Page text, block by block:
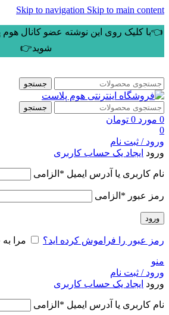
Skip to navigation Skip to main content
👈با کلیک روی این نوشته عضو کانال هوم
شوید👉
جستجو
جستجو
0 مورد 0 تومان
0
ورود / ثبت نام
ورود ایجاد یک حساب کاربری
نام کاربری یا آدرس ایمیل * الزامی
رمز عبور * الزامی
ورود
رمز عبور را فراموش کرده اید؟ مرا
منو
ورود / ثبت نام
ورود ایجاد یک حساب کاربری
نام کاربری یا آدرس ایمیل * الزامی